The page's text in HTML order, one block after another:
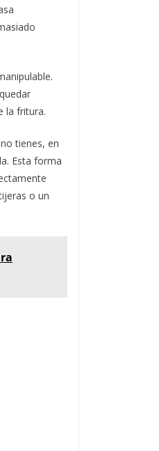
la fritura.
tienes, en
Esta forma
o un